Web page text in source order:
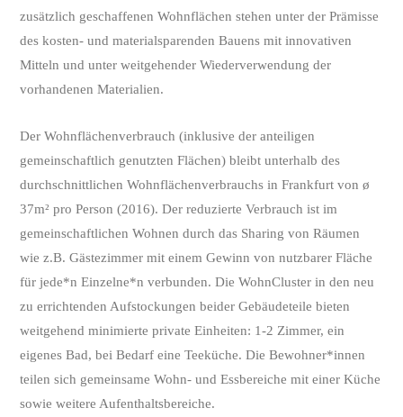
zusätzlich geschaffenen Wohnflächen stehen unter der Prämisse
des kosten- und materialsparenden Bauens mit innovativen
Mitteln und unter weitgehender Wiederverwendung der
vorhandenen Materialien.
Der Wohnflächenverbrauch (inklusive der anteiligen
gemeinschaftlich genutzten Flächen) bleibt unterhalb des
durchschnittlichen Wohnflächenverbrauchs in Frankfurt von ø
37m² pro Person (2016). Der reduzierte Verbrauch ist im
gemeinschaftlichen Wohnen durch das Sharing von Räumen
wie z.B. Gästezimmer mit einem Gewinn von nutzbarer Fläche
für jede*n Einzelne*n verbunden. Die WohnCluster in den neu
zu errichtenden Aufstockungen beider Gebäudeteile bieten
weitgehend minimierte private Einheiten: 1-2 Zimmer, ein
eigenes Bad, bei Bedarf eine Teeküche. Die Bewohner*innen
teilen sich gemeinsame Wohn- und Essbereiche mit einer Küche
sowie weitere Aufenthaltsbereiche.